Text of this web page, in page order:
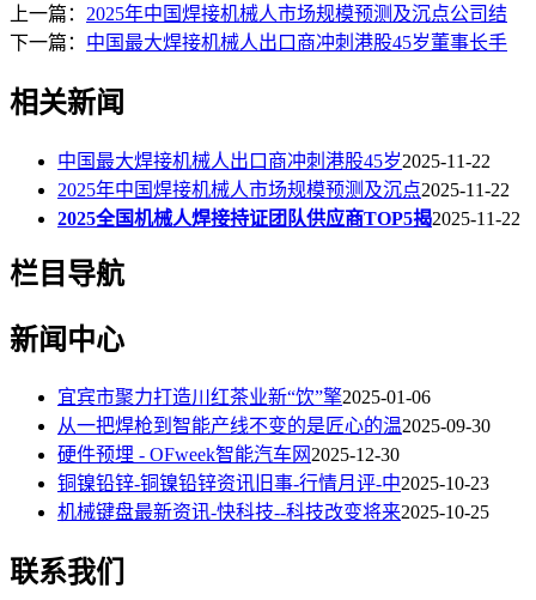
上一篇： 2025年中国焊接机械人市场规模预测及沉点公司结
下一篇： 中国最大焊接机械人出口商冲刺港股45岁董事长手
相关新闻
中国最大焊接机械人出口商冲刺港股45岁2025-11-22
2025年中国焊接机械人市场规模预测及沉点2025-11-22
2025全国机械人焊接持证团队供应商TOP5揭2025-11-22
栏目导航
新闻中心
宜宾市聚力打造川红茶业新“饮”擎2025-01-06
从一把焊枪到智能产线不变的是匠心的温2025-09-30
硬件预埋 - OFweek智能汽车网2025-12-30
铜镍铅锌-铜镍铅锌资讯旧事-行情月评-中2025-10-23
机械键盘最新资讯-快科技--科技改变将来2025-10-25
联系我们